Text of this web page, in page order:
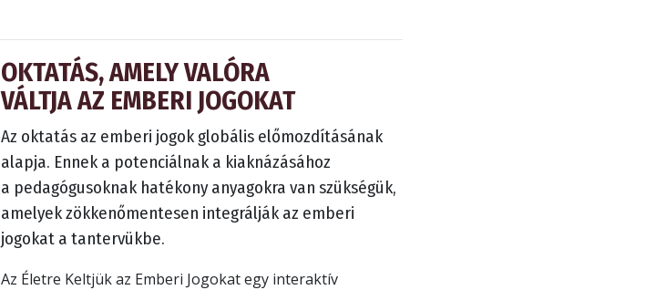
OKTATÁS, AMELY VALÓRA
VÁLTJA AZ EMBERI JOGOKAT
Az oktatás az emberi jogok globális előmozdításának
alapja. Ennek a potenciálnak a kiaknázásához
a pedagógusoknak hatékony anyagokra van szükségük,
amelyek zökkenőmentesen integrálják az emberi
jogokat a tantervükbe.
Az Életre Keltjük az Emberi Jogokat egy interaktív